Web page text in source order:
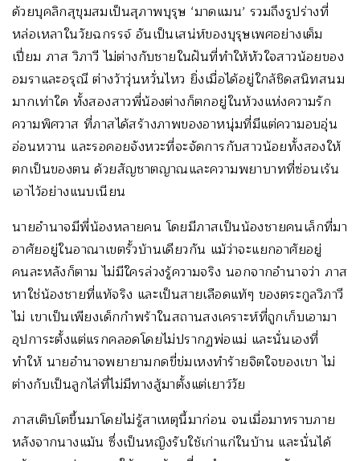
ด้วยบุคลิกสุขุมสมเป็นสุภาพบุรุษ ‘มาดแมน’ รวมถึงรูปร่างที่
หล่อเหลาในวัยฉกรรจ์ อันเป็นเสน่ห์ของบุรุษเพศอย่างเต็ม
เปี่ยม ภาส วิภาวี ไม่ต่างกับชายในฝันที่ทำให้หัวใจสาวน้อยของ
อมราและอรุณี ต่างว้าวุ่นหวั่นไหว ยิ่งเมื่อได้อยู่ใกล้ชิดสนิทสนม
มากเท่าใด ทั้งสองสาวพี่น้องต่างก็ตกอยู่ในห้วงแห่งความรัก
ความพิศวาส ที่ภาสได้สร้างภาพของอาหนุ่มที่มีแต่ความอบอุ่น
อ่อนหวาน และรอคอยจังหวะที่จะจัดการกับสาวน้อยทั้งสองให้
ตกเป็นของตน ด้วยสัญชาตญาณและความพยาบาทที่ซ่อนเร้น
เอาไว้อย่างแนบเนียน
นายอำนาจมีพี่น้องหลายคน โดยมีภาสเป็นน้องชายคนเล็กที่มา
อาศัยอยู่ในอาณาเขตรั้วบ้านเดียวกัน แม้ว่าจะแยกอาศัยอยู่
คนละหลังก็ตาม ไม่มีใครล่วงรู้ความจริง นอกจากอำนาจว่า ภาส
หาใช่น้องชายที่แท้จริง และเป็นสายเลือดแท้ๆ ของตระกูลวิภาวี
ไม่ เขาเป็นเพียงเด็กกำพร้าในสถานสงเคราะห์ที่ถูกเก็บเอามา
อุปการะตั้งแต่แรกคลอดโดยไม่ปรากฏพ่อแม่ และนั่นเองที่
ทำให้ นายอำนาจพยายามกดขี่ข่มเหงทำร้ายจิตใจของเขา ไม่
ต่างกับเป็นลูกไล่ที่ไม่มีทางสู้มาตั้งแต่เยาว์วัย
ภาสเติบโตขึ้นมาโดยไม่รู้สาเหตุนี้มาก่อน จนเมื่อมาทราบภาย
หลังจากนางแม้น ซึ่งเป็นหญิงรับใช้เก่าแก่ในบ้าน และนั่นได้